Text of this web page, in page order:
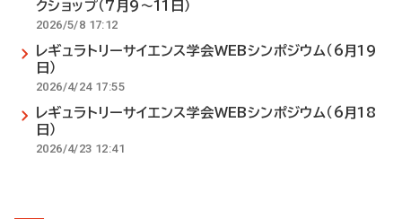
クショップ（7月9～11日）
2026/5/8 17:12
レギュラトリーサイエンス学会WEBシンポジウム（6月19
日）
2026/4/24 17:55
レギュラトリーサイエンス学会WEBシンポジウム（6月18
日）
2026/4/23 12:41